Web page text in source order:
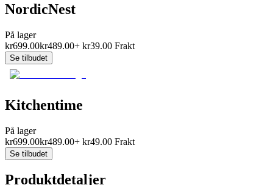
NordicNest
På lager
kr699.00kr489.00+ kr39.00 Frakt
Se tilbudet
Kitchentime
På lager
kr699.00kr489.00+ kr49.00 Frakt
Se tilbudet
Produktdetaljer